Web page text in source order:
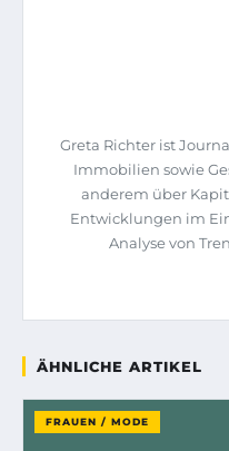
Greta Richter ist
Immobilien sowie
anderem über
Entwicklungen im
Analyse von
ÄHNLICHE ARTIKEL
FRAUEN / MODE